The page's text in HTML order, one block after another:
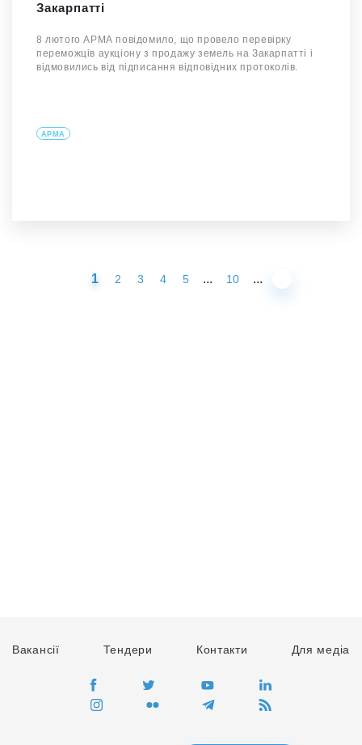
Закарпатті
8 лютого АРМА повідомило, що провело перевірку
переможців аукціону з продажу земель на Закарпатті і
відмовились від підписання відповідних протоколів.
АРМА
1 2 3 4 5 ... 10 ...
Вакансії Тендери Контакти Для медіа